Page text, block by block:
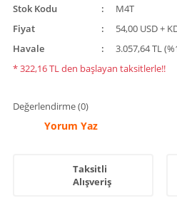
Stok Kodu
M4T
Fiyat
54,00 USD +
Havale
3.057,64 TL
* 322,16 TL den başlayan taksitlerle!!
Değerlendirme (0)
Yorum Yaz
Taksitli
Alışveriş